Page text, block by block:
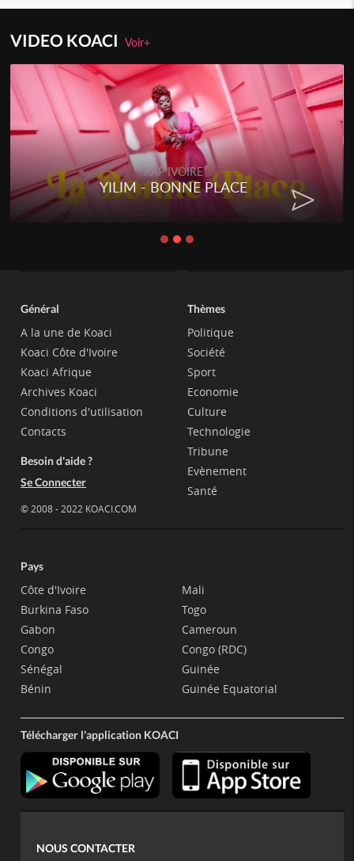
VIDEO KOACIVoir+
RAP IVOIRE
YILIM - BONNE PLACE
Général
A la une de Koaci
Koaci Côte d'Ivoire
Koaci Afrique
Archives Koaci
Conditions d'utilisation
Contacts
Besoin d'aide ?
Se Connecter
© 2008 - 2022 KOACI.COM
Thèmes
Politique
Société
Sport
Economie
Culture
Technologie
Tribune
Evènement
Santé
Pays
Côte d'Ivoire
Burkina Faso
Gabon
Congo
Sénégal
Bénin
Mali
Togo
Cameroun
Congo (RDC)
Guinée
Guinée Equatorial
Télécharger l'application KOACI
NOUS CONTACTER